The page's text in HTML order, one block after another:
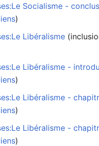
Socialisme -
)
Libéralisme
Libéralisme -
)
Libéralisme -
)
Libéralisme -
)